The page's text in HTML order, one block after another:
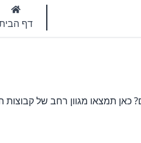
דף
תמצאו מגוון רחב של קבוצות